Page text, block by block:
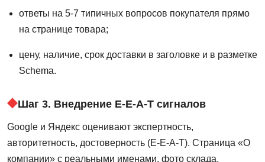
ответы на 5-7 типичных вопросов покупателя прямо
на странице товара;
цену, наличие, срок доставки в заголовке и в разметке
Schema.
Шаг 3. Внедрение E-E-A-T сигналов
Google и Яндекс оценивают экспертность,
авторитетность, достоверность (E-E-A-T). Страница «О
компании» с реальными именами, фото склада,